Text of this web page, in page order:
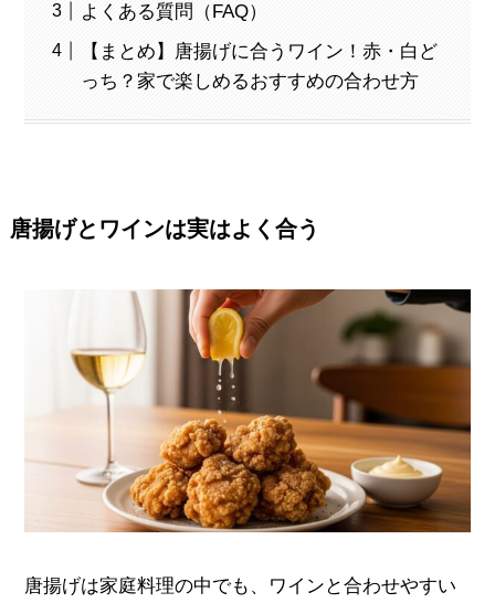
よくある質問（FAQ）
【まとめ】唐揚げに合うワイン！赤・白ど
っち？家で楽しめるおすすめの合わせ方
唐揚げとワインは実はよく合う
唐揚げは家庭料理の中でも、ワインと合わせやすい